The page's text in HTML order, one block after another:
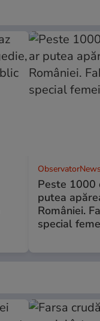
Peste 1000
putea
României.
special